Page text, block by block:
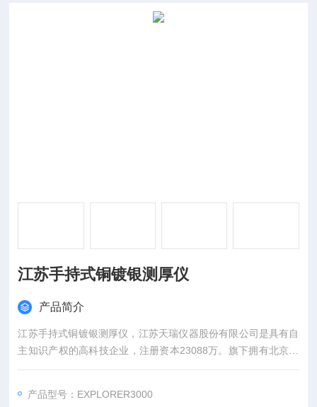
江苏手持式铜镀银测厚仪
产品简介
江苏手持式铜镀银测厚仪，江苏天瑞仪器股份有限公司是具有自
主知识产权的高科技企业，注册资本23088万。旗下拥有北京邦
鑫伟业技术开发有限公司和深圳市天瑞仪器有限公司两家全资子
事光谱、色谱、质谱等分析测试仪器及其软件的研发、生产和销
产品型号：EXPLORER3000